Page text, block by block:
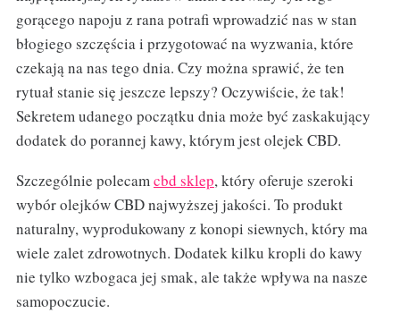
gorącego napoju z rana potrafi wprowadzić nas w stan
błogiego szczęścia i przygotować na wyzwania, które
czekają na nas tego dnia. Czy można sprawić, że ten
rytuał stanie się jeszcze lepszy? Oczywiście, że tak!
Sekretem udanego początku dnia może być zaskakujący
dodatek do porannej kawy, którym jest olejek CBD.
Szczególnie polecamcbd sklep, który oferuje szeroki
wybór olejków CBD najwyższej jakości. To produkt
naturalny, wyprodukowany z konopi siewnych, który ma
wiele zalet zdrowotnych. Dodatek kilku kropli do kawy
nie tylko wzbogaca jej smak, ale także wpływa na nasze
samopoczucie.